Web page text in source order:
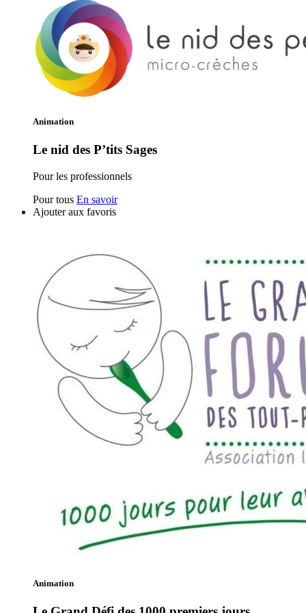
Animation
Le nid des P’tits Sages
Pour les professionnels
Pour tous En savoir
Ajouter aux favoris
Animation